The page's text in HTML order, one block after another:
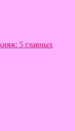
5 главных